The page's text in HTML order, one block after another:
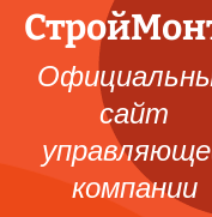
сайт
компании